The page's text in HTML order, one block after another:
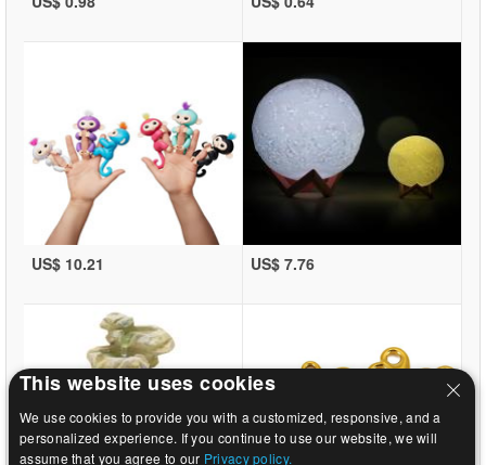
US$ 10.21 US$ 7.76
This website uses cookies
We use cookies to provide you with a customized, responsive, and a
personalized experience. If you continue to use our website, we will
assume that you agree to our Privacy policy.